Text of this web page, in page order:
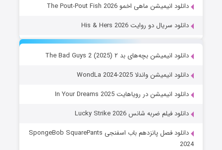
دانلود انیمیشن ماهی اخمو The Pout-Pout Fish 2026
دانلود سریال دو روایت His & Hers 2026
دانلود انیمیشن بچه‌های بد ۲ The Bad Guys 2 (2025)
دانلود انیمیشن واندلا WondLa 2024-2025
دانلود انیمیشن در رویاهایت In Your Dreams 2025
دانلود فیلم ضربه شانس Lucky Strike 2026
دانلود فصل پانزدهم باب اسفنجی SpongeBob SquarePants
2024